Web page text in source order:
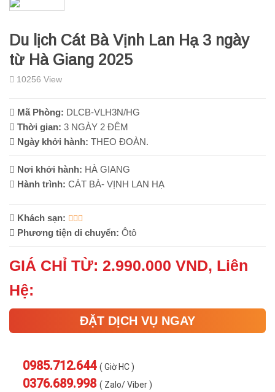
Du lịch Cát Bà Vịnh Lan Hạ 3 ngày
từ Hà Giang 2025
10256 View
Mã Phòng: DLCB-VLH3N/HG
Thời gian: 3 NGÀY 2 ĐÊM
Ngày khởi hành: THEO ĐOÀN.
Nơi khởi hành: HÀ GIANG
Hành trình: CÁT BÀ- VỊNH LAN HẠ
Khách sạn:
Phương tiện di chuyển: Ôtô
GIÁ CHỈ TỪ: 2.990.000 VND, Liên
Hệ:
ĐẶT DỊCH VỤ NGAY
0985.712.644 ( Giờ HC )
0376.689.998 ( Zalo/ Viber )